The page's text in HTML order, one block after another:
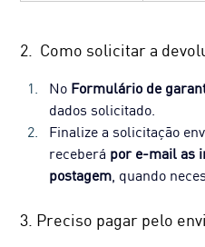
2.  Como solicitar a
No Formulário de
dados solicitado.
Finalize a solicitação
receberá por e-mail as
postagem, quando
3. Preciso pagar pelo